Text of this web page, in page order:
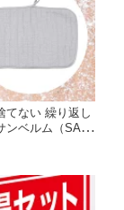
てない 繰り返し
ンベルム（SAN